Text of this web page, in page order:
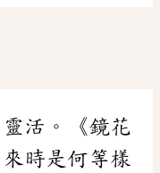
活。《鏡花
時是何等樣